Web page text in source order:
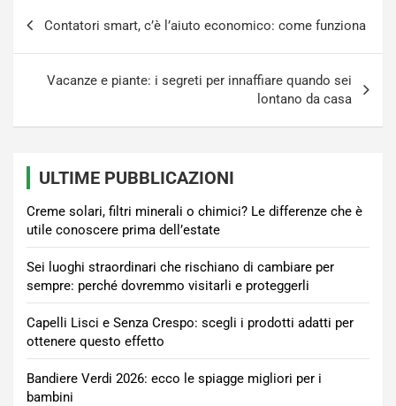
Contatori smart, c’è l’aiuto economico: come funziona
Vacanze e piante: i segreti per innaffiare quando sei
lontano da casa
ULTIME PUBBLICAZIONI
Creme solari, filtri minerali o chimici? Le differenze che è
utile conoscere prima dell’estate
Sei luoghi straordinari che rischiano di cambiare per
sempre: perché dovremmo visitarli e proteggerli
Capelli Lisci e Senza Crespo: scegli i prodotti adatti per
ottenere questo effetto
Bandiere Verdi 2026: ecco le spiagge migliori per i
bambini